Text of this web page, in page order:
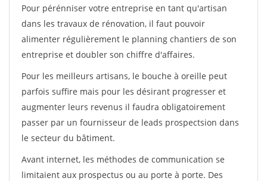
Pour pérénniser votre entreprise en tant qu'artisan
dans les travaux de rénovation, il faut pouvoir
alimenter régulièrement le planning chantiers de son
entreprise et doubler son chiffre d'affaires.
Pour les meilleurs artisans, le bouche à oreille peut
parfois suffire mais pour les désirant progresser et
augmenter leurs revenus il faudra obligatoirement
passer par un fournisseur de leads prospectsion dans
le secteur du bâtiment.
Avant internet, les méthodes de communication se
limitaient aux prospectus ou au porte à porte. Des